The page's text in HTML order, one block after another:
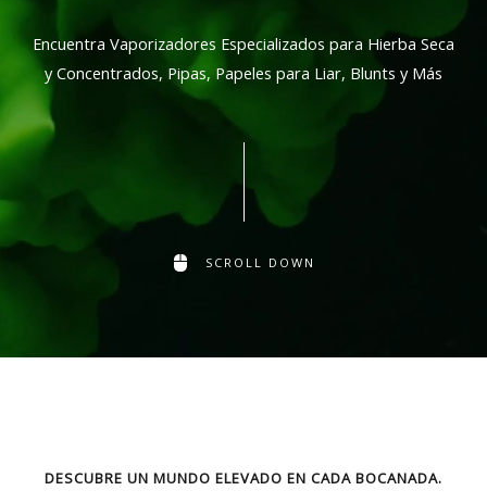
Encuentra Vaporizadores Especializados para Hierba Seca
y Concentrados, Pipas, Papeles para Liar, Blunts y Más
SCROLL DOWN
DESCUBRE UN MUNDO ELEVADO EN CADA BOCANADA.